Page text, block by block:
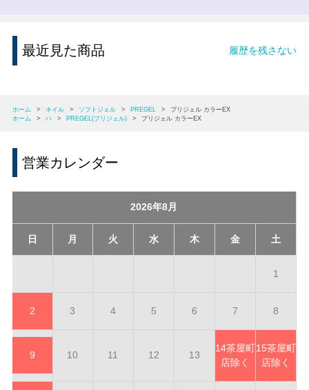
最近見た商品 履歴を残さない
ホーム > ネイル > ソフトジェル > PREGEL >
プリジェル カラーEX
ホーム
> ハ > PREGEL(プリジェル) > プリジェル カラーEX
営業カレンダー
2026年8月
日 月 火 水 木 金 土
1
2 3 4 5 6 7 8
9 10 11 12 13
14茶屋町
店除く
15茶屋町
店除く